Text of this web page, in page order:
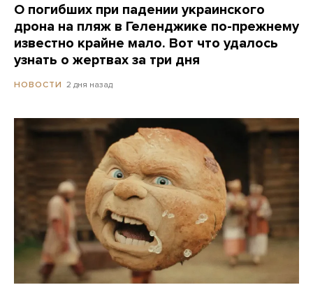
О погибших при падении украинского
дрона на пляж в Геленджике по-прежнему
известно крайне мало. Вот что удалось
узнать о жертвах за три дня
НОВОСТИ 2 дня назад